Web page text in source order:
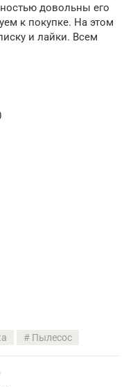
довольны его
к покупке. На этом
и лайки. Всем
Пылесос